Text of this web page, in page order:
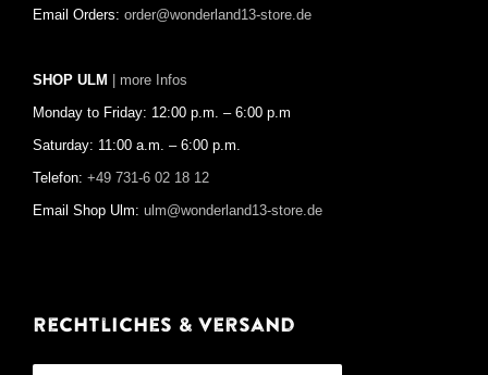
Email Orders: order@wonderland13-store.de
SHOP ULM | more Infos
Monday to Friday: 12:00 p.m. – 6:00 p.m
Saturday: 11:00 a.m. – 6:00 p.m.
Telefon: +49 731-6 02 18 12
Email Shop Ulm: ulm@wonderland13-store.de
Rechtliches & Versand